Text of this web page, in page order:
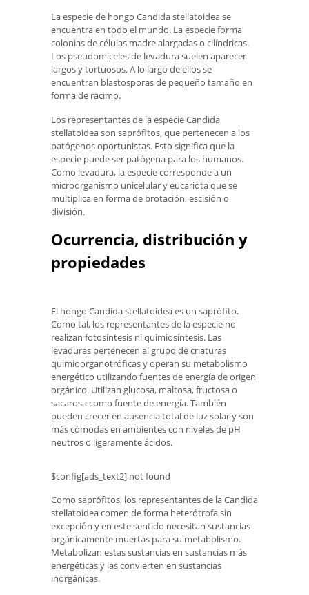
La especie de hongo Candida stellatoidea se
encuentra en todo el mundo. La especie forma
colonias de células madre alargadas o cilíndricas.
Los pseudomiceles de levadura suelen aparecer
largos y tortuosos. A lo largo de ellos se
encuentran blastosporas de pequeño tamaño en
forma de racimo.
Los representantes de la especie Candida
stellatoidea son saprófitos, que pertenecen a los
patógenos oportunistas. Esto significa que la
especie puede ser patógena para los humanos.
Como levadura, la especie corresponde a un
microorganismo unicelular y eucariota que se
multiplica en forma de brotación, escisión o
división.
Ocurrencia, distribución y
propiedades
El hongo Candida stellatoidea es un saprófito.
Como tal, los representantes de la especie no
realizan fotosíntesis ni quimiosíntesis. Las
levaduras pertenecen al grupo de criaturas
quimioorganotróficas y operan su metabolismo
energético utilizando fuentes de energía de origen
orgánico. Utilizan glucosa, maltosa, fructosa o
sacarosa como fuente de energía. También
pueden crecer en ausencia total de luz solar y son
más cómodas en ambientes con niveles de pH
neutros o ligeramente ácidos.
$config[ads_text2] not found
Como saprófitos, los representantes de la Candida
stellatoidea comen de forma heterótrofa sin
excepción y en este sentido necesitan sustancias
orgánicamente muertas para su metabolismo.
Metabolizan estas sustancias en sustancias más
energéticas y las convierten en sustancias
inorgánicas.